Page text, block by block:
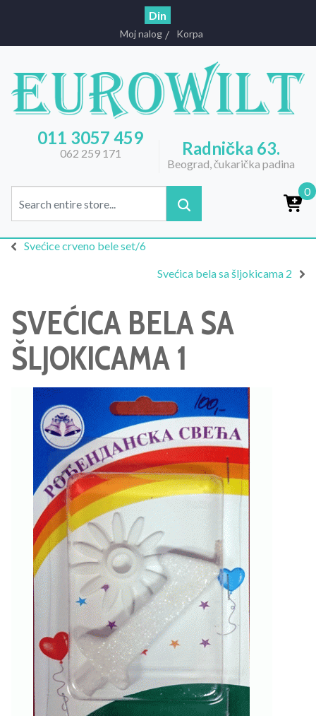
Din
Moj nalog Korpa
011 3057 459
062 259 171 Radnička 63.
Beograd, čukarička padina
0
Svećice crveno bele set/6
Svećica bela sa šljokicama 2
SVEĆICA BELA SA
ŠLJOKICAMA 1